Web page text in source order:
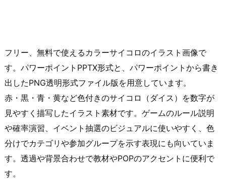
フリー、無料で使えるカラーサイコロのイラスト画像で
す。パワーポイントPPTX形式と、パワーポイントから書き
出したPNG透明形式ファイル版を用意しています。
赤・黒・青・黄など色付きのサイコロ（ダイス）を数字が
見やすく描写したイラスト素材です。ゲームのルール説明
や確率演習、イベント抽選のビジュアルに使いやすく、色
分けでカテゴリや参加グループを示す表現にも向いていま
す。透過や背景合わせで教材やPOPのアクセントに便利で
す。